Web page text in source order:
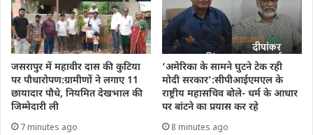
जसरापुर में महावीर दास की कुटिया
पर पौधारोपण:ग्रामीणों ने लगाए 11
छायादार पौधे, नियमित देखभाल की
जिम्मेदारी ली
7 minutes ago
‘अमेरिका के सामने घुटने टेक रही
मोदी सरकार’:सीपीआईएमएल के
राष्ट्रीय महासचिव बोले- धर्म के आधार
पर बांटने का प्रयास कर रहे
8 minutes ago